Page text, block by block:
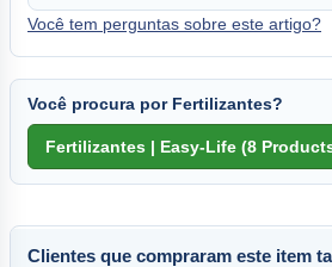
Você tem perguntas sobre este artigo?
Você procura por Fertilizantes?
Clientes que compraram este item